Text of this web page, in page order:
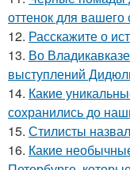
оттенок для вашего
12. Расскажите о
13. Во
выступлений
14. Какие
сохранились до
15. Стилисты
16. Какие